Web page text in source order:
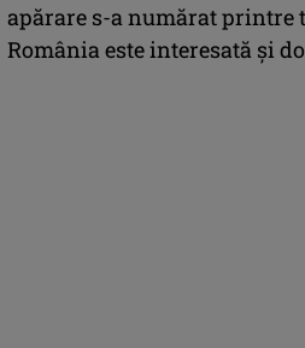
apărare s-a numărat printre
România este interesată şi